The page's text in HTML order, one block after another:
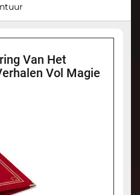
Van Het
Vol Magie